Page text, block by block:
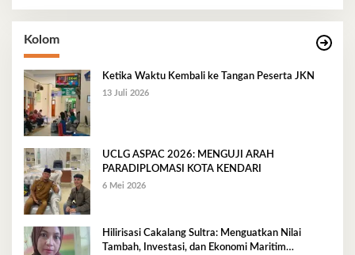
Kolom
Ketika Waktu Kembali ke Tangan Peserta JKN
13 Juli 2026
UCLG ASPAC 2026: MENGUJI ARAH
PARADIPLOMASI KOTA KENDARI
6 Mei 2026
Hilirisasi Cakalang Sultra: Menguatkan Nilai
Tambah, Investasi, dan Ekonomi Maritim